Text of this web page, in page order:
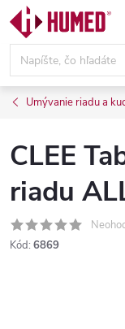
Prejsť
obsah
Umývanie riadu a
CLEE
riadu
Kód: 6869